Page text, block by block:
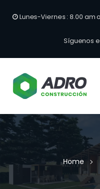
Lunes-Viernes : 8.00 am
Síguenos
Home